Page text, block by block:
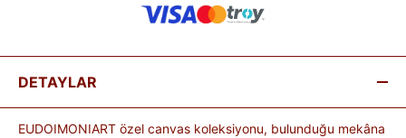
DETAYLAR
EUDOIMONIART özel canvas koleksiyonu, bulunduğu mekâna